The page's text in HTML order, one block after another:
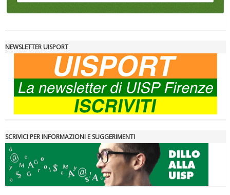
NEWSLETTER UISPORT
SCRIVICI PER INFORMAZIONI E SUGGERIMENTI